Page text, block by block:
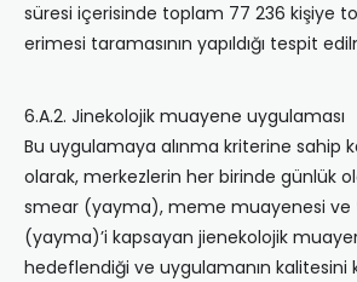
süresi içerisinde toplam 77 236 kişiye
erimesi taramasının yapıldığı tespit
6.A.2. Jinekolojik muayene uygulaması
Bu uygulamaya alınma kriterine sahip
olarak, merkezlerin her birinde günlük
smear (yayma), meme muayenesi ve
(yayma)’i kapsayan jienekolojik
hedeflendiği ve uygulamanın kalitesini